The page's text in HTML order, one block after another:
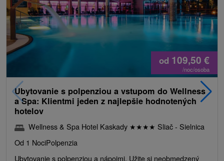
od 109,50 €
/noc/osoba
Ubytovanie s polpenziou a vstupom do Wellness
a Spa: Klientmi jeden z najlepšie hodnotených
hotelov
Wellness & Spa Hotel Kaskady ★★★★ Sliač - Sielnica
Od 1 NociPolpenzia
Ubytovanie s polpenziou a nápojmi. Užite si neobmedzený